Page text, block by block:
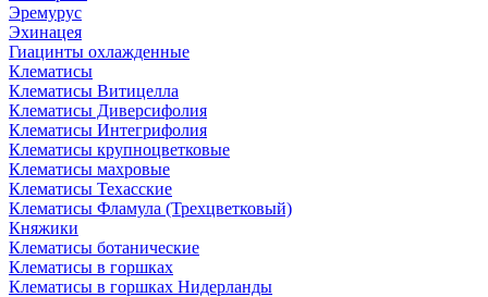
Эремурус
Эхинацея
Гиацинты охлажденные
Клематисы
Клематисы Витицелла
Клематисы Диверсифолия
Клематисы Интегрифолия
Клематисы крупноцветковые
Клематисы махровые
Клематисы Техасские
Клематисы Фламула (Трехцветковый)
Княжики
Клематисы ботанические
Клематисы в горшках
Клематисы в горшках Нидерланды